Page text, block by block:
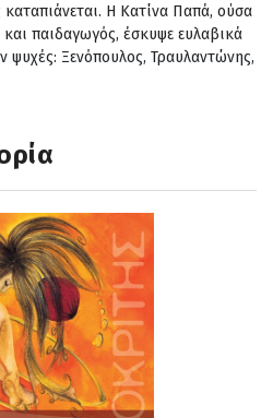
καταπιάνεται. Η Κατίνα Παπά, ούσα
παιδαγωγός, έσκυψε ευλαβικά
ψυχές: Ξενόπουλος, Τραυλαντώνης,